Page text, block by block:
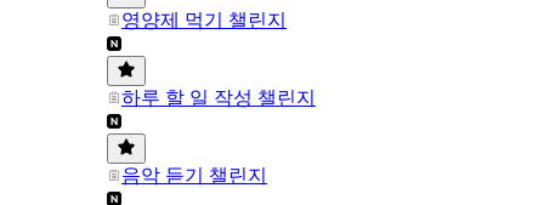
영양제 먹기 챌린지
하루 할 일 작성 챌린지
음악 듣기 챌린지